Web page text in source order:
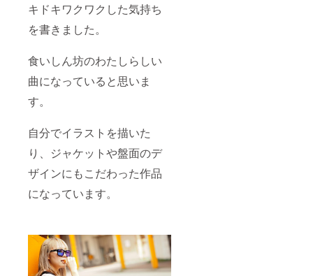
キドキワクワクした気持ち
を書きました。
食いしん坊のわたしらしい
曲になっていると思いま
す。
自分でイラストを描いた
り、ジャケットや盤面のデ
ザインにもこだわった作品
になっています。